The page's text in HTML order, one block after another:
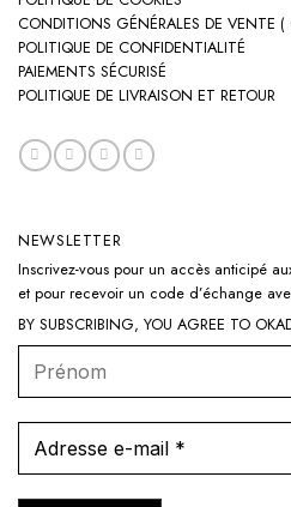
CONDITIONS GÉNÉRALES DE VENTE
POLITIQUE DE CONFIDENTIALITÉ
PAIEMENTS SÉCURISÉ
POLITIQUE DE LIVRAISON ET RETOUR
NEWSLETTER
Inscrivez-vous pour un accès anticipé
et pour recevoir un code d’échange
BY SUBSCRIBING, YOU AGREE TO